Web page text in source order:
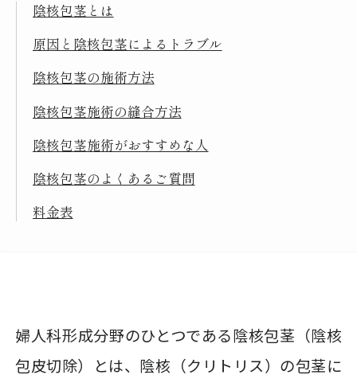
陰核包茎とは
原因と陰核包茎によるトラブル
陰核包茎の施術方法
陰核包茎施術の縫合方法
陰核包茎施術がおすすめな人
陰核包茎のよくあるご質問
料金表
婦人科形成分野のひとつである陰核包茎（陰核
包皮切除）とは、陰核（クリトリス）の包茎に